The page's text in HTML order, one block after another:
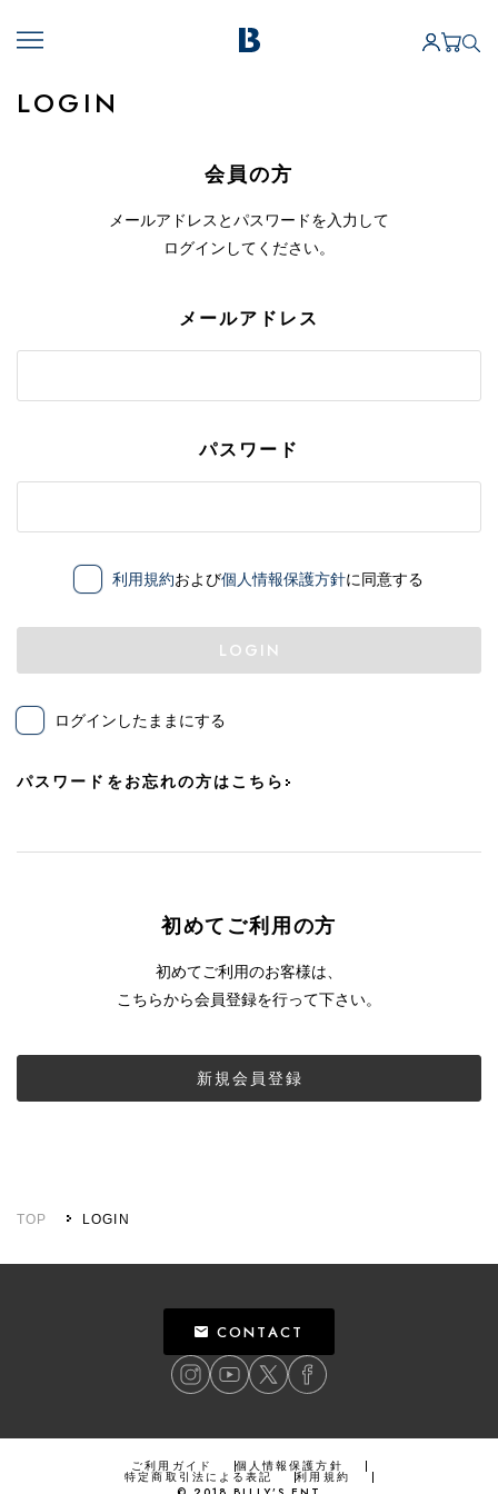
LOGIN
会員の方
メールアドレスとパスワードを入力して
ログインしてください。
メールアドレス
パスワード
利用規約および個人情報保護方針に同意する
LOGIN
ログインしたままにする
パスワードをお忘れの方はこちら
初めてご利用の方
初めてご利用のお客様は、
こちらから会員登録を行って下さい。
新規会員登録
TOP LOGIN
CONTACT
ご利用ガイド 個人情報保護方針
特定商取引法による表記
利用規約